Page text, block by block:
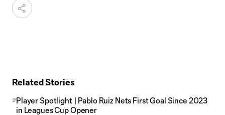
Related Stories
Player Spotlight | Pablo Ruiz Nets First Goal Since 2023
in Leagues Cup Opener